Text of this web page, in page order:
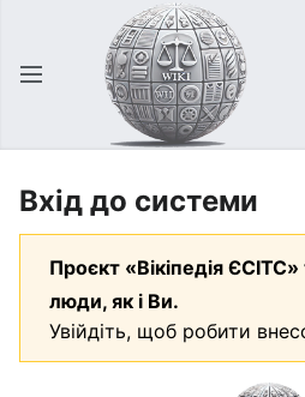
Відкрити головне меню
Вхід до системи
Проєкт «Вікіпедія
люди, як і Ви.
Увійдіть, щоб робити